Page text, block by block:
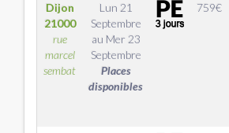
Dijon
21000
rue
marcel
sembat
Lun 21
Septembre
au Mer 23
Septembre
Places
disponibles
759€